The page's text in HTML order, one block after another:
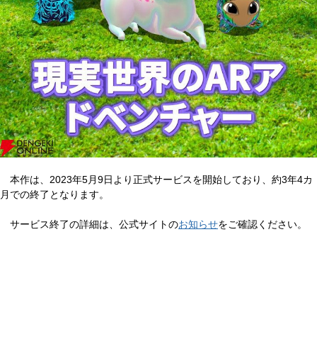
本作は、2023年5月9日より正式サービスを開始しており、約3年4カ
月での終了となります。
サービス終了の詳細は、公式サイトのお知らせをご確認ください。